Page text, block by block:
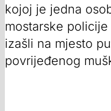
kojoj je jedna
mostarske
izašli na mjesto
povrijeđenog